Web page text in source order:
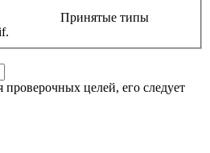
Принятые типы
проверочных целей, его следует